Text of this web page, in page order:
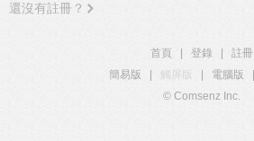
還沒有註冊？
首頁 登錄
註冊
簡易版
觸屏版 電腦版
© Comsenz Inc.